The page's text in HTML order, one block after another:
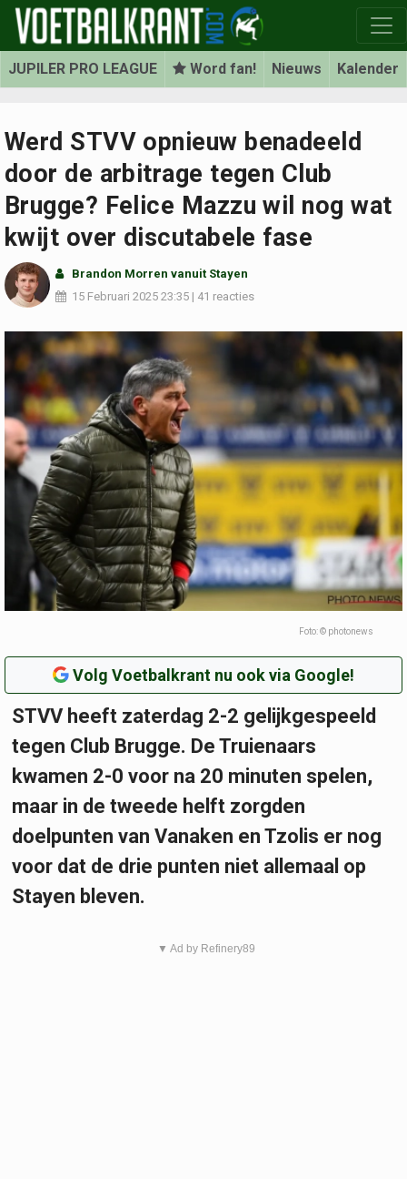
JUPILER PRO LEAGUE Word fan! Nieuws Kalender
Werd STVV opnieuw benadeeld
door de arbitrage tegen Club
Brugge? Felice Mazzu wil nog wat
kwijt over discutabele fase
Brandon Morren vanuit Stayen
15 Februari 2025 23:35 | 41 reacties
Foto: © photonews
Volg Voetbalkrant nu ook via Google!
STVV heeft zaterdag 2-2 gelijkgespeeld
tegen Club Brugge. De Truienaars
kwamen 2-0 voor na 20 minuten spelen,
maar in de tweede helft zorgden
doelpunten van Vanaken en Tzolis er nog
voor dat de drie punten niet allemaal op
Stayen bleven.
▼ Ad by Refinery89